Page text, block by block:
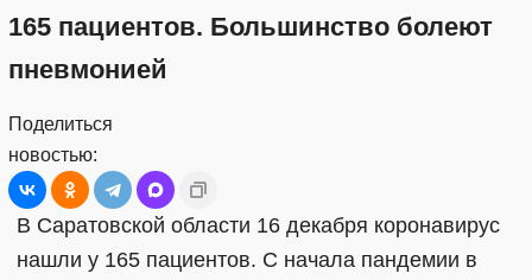
165 пациентов. Большинство болеют
пневмонией
Поделиться
новостью:
В Саратовской области 16 декабря коронавирус
нашли у 165 пациентов. С начала пандемии в